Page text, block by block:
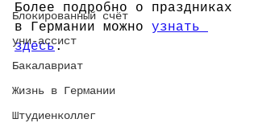
Блокированный счёт
уни-ассист
Бакалавриат
Жизнь в Германии
Штудиенколлег
Более подробно о праздниках
в Германии можно узнать
здесь.